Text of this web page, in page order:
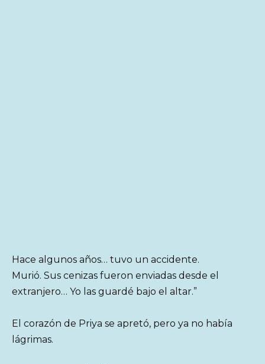
Hace algunos años… tuvo un accidente.
Murió. Sus cenizas fueron enviadas desde el
extranjero… Yo las guardé bajo el altar.”
El corazón de Priya se apretó, pero ya no había
lágrimas.